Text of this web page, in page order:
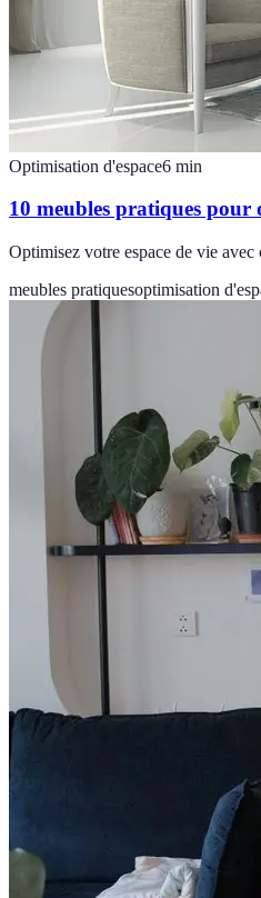
Optimisation d'espace6 min
10 meubles pratiques pour
Optimisez votre espace de vie
meubles pratiquesoptimisation